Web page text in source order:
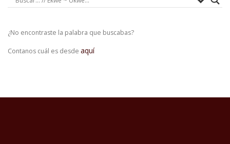
¿No encontraste la palabra que buscabas?
Contanos cuál es desde aquí